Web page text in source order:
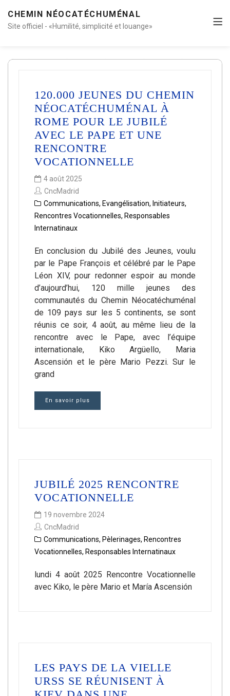
CHEMIN NÉOCATÉCHUMÉNAL
Site officiel - «Humilité, simplicité et louange»
120.000 JEUNES DU CHEMIN
NÉOCATÉCHUMÉNAL À
ROME POUR LE JUBILÉ
AVEC LE PAPE ET UNE
RENCONTRE
VOCATIONNELLE
4 août 2025
CncMadrid
Communications, Evangélisation, Initiateurs,
Rencontres Vocationnelles, Responsables
Internatinaux
En conclusion du Jubilé des Jeunes, voulu
par le Pape François et célébré par le Pape
Léon XIV, pour redonner espoir au monde
d’aujourd’hui, 120 mille jeunes des
communautés du Chemin Néocatéchuménal
de 109 pays sur les 5 continents, se sont
réunis ce soir, 4 août, au même lieu de la
rencontre avec le Pape, avec l’équipe
internationale, Kiko Argüello, Maria
Ascensión et le père Mario Pezzi. Sur le
grand
En savoir plus
JUBILÉ 2025 RENCONTRE
VOCATIONNELLE
19 novembre 2024
CncMadrid
Communications, Pèlerinages, Rencontres
Vocationnelles, Responsables Internatinaux
lundi 4 août 2025 Rencontre Vocationnelle
avec Kiko, le père Mario et María Ascensión
LES PAYS DE LA VIELLE
URSS SE RÉUNISENT À